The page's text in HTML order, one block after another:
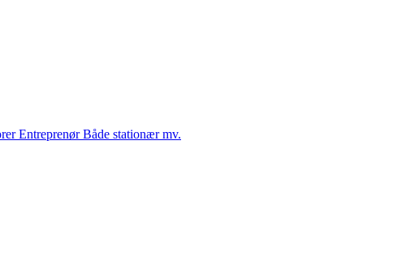
Entreprenør Både stationær mv.